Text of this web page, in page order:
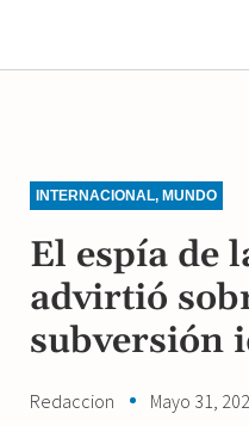
INTERNACIONAL, MUNDO
El espía de
advirtió
subversión
Redaccion Mayo 31,